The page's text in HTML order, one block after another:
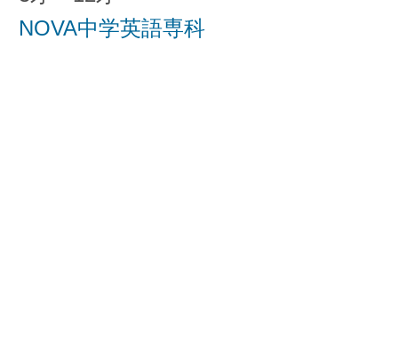
NOVA中学英語専科